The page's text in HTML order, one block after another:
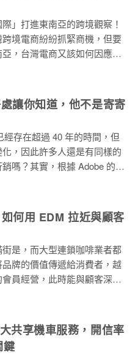
理學技巧，這些方法你一定
些心法延伸自己的行銷方
式，也許可以有點不一樣的突破唷！ 心法一：互惠法則
的創業。天時地利人和，三
20 多年且早在業界累積一定
路，他們想出幾項創舉，順
早付款，所以他們採取線上
戶「放鳥機率」降低到 1%，
度。 創舉二：時數
」打進東南亞的跨境觀察！
境電商紛紛抓緊商機，但要
，台灣電商又該如何因應？
業醫學美容、流行美妝及法式
屈臣氏、寶雅及杏一醫療，
購物網等皆有銷售據點。
2014 年先搶進馬來西亞市場
多達 2 億的印尼。 在馬來
在一週內完成，行動派的歐漾
台灣寄貨，後來在當地有了
售團隊。 開始接觸消
習慣完全不同的馬來西亞，
問產品及下單。「一開始以
客服的
讓你知道，他不是寄寄
存在超過 40 年的時間，但
，因此許多人還是有同樣的
嗎？其實，根據 Adobe 的研
子報基本上只被允許以「許
的管道有不同，但是在傳統
的行銷手法。例如： 1. 消
方寄送每月 DM 至家中。- 行
送至消費者手中。透過
何用 EDM 拉近與顧客
是，而大型連鎖咖啡業者都
牌的價值傳遞給消費者，越
員經營，此時能與顧客深度
，讓你對產業的 EDM 電子
企業
非就是希望消費者在造訪官
共享機車服務，開信率
鍵